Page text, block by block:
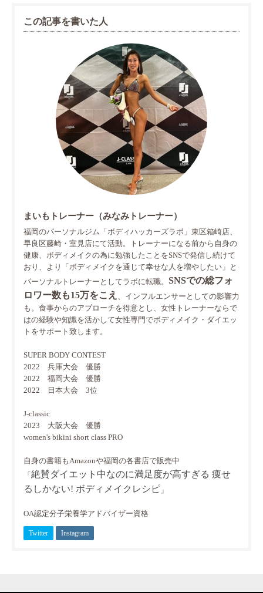
この記事を書いた人
まいもトレーナー（みなみトレーナー）
福岡のパーソナルジム「ボディハッカーズラボ」東区箱崎店、
早良区藤崎・室見店にて活動。トレーナーになる前から自身の
健康、ボディメイクの為に勉強したことをSNSで発信し続けて
おり、より「ボディメイクを通じて幸せな人を増やしたい」と
パーソナルトレーナーとしてラボに転職。 SNSでの総フォ
ロワー数も15万をこえ
、インフルエンサーとしての影響力
も。食事からのアプローチを得意とし、女性トレーナーならで
はの経験や知識を活かして女性専門でボディメイク・ダイエッ
トをサポート致します。
SUPER BODY CONTEST
2022 兵庫大会 優勝
2022 福岡大会 優勝
2022 日本大会 3位
J-classic
2023 大阪大会 優勝
women's bikini short class PRO
自身の書籍もAmazonや福岡の各書店で販売中
「 絶賛ダイエット中なのに満足度が高すぎる 痩せ
るしかない! ボディメイクレシピ 」
OA認定分子栄養学アドバイザー資格
Twitter Instagram